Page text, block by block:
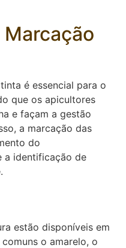
é essencial para o
que os apicultores
e façam a gestão
a marcação das
do
a identificação de
estão disponíveis em
o amarelo, o